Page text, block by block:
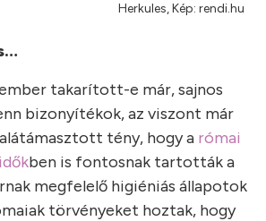
Herkules, Kép: rendi.hu
takarított-e már, sajnos
bizonyítékok, az viszont már
tény, hogy a római
ben is fontosnak tartották a
megfelelő higiéniás állapotok
törvényeket hoztak, hogy